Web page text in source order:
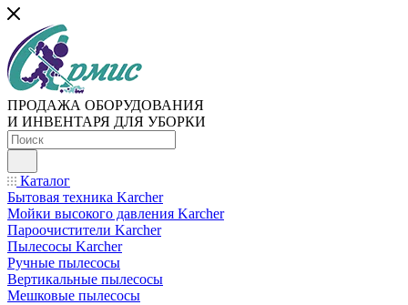
ПРОДАЖА ОБОРУДОВАНИЯ
И ИНВЕНТАРЯ ДЛЯ УБОРКИ
Каталог
Бытовая техника Karcher
Мойки высокого давления Karcher
Пароочистители Karcher
Пылесосы Karcher
Ручные пылесосы
Вертикальные пылесосы
Мешковые пылесосы